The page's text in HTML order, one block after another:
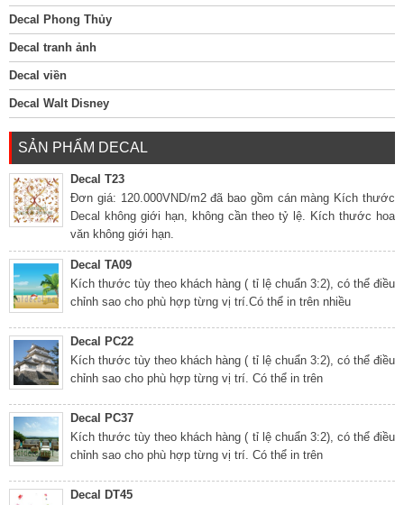
Decal Phong Thủy
Decal tranh ảnh
Decal viền
Decal Walt Disney
SẢN PHẨM DECAL
Decal T23
Đơn giá: 120.000VND/m2 đã bao gồm cán màng Kích thước
Decal không giới hạn, không cần theo tỷ lệ. Kích thước hoa
văn không giới hạn.
Decal TA09
Kích thước tùy theo khách hàng ( tỉ lệ chuẩn 3:2), có thể điều
chỉnh sao cho phù hợp từng vị trí.Có thể in trên nhiều
Decal PC22
Kích thước tùy theo khách hàng ( tỉ lệ chuẩn 3:2), có thể điều
chỉnh sao cho phù hợp từng vị trí. Có thể in trên
Decal PC37
Kích thước tùy theo khách hàng ( tỉ lệ chuẩn 3:2), có thể điều
chỉnh sao cho phù hợp từng vị trí. Có thể in trên
Decal DT45